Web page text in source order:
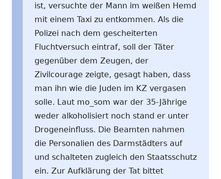
ist, versuchte der Mann im weißen Hemd
mit einem Taxi zu entkommen. Als die
Polizei nach dem gescheiterten
Fluchtversuch eintraf, soll der Täter
gegenüber dem Zeugen, der
Zivilcourage zeigte, gesagt haben, dass
man ihn wie die Juden im KZ vergasen
solle. Laut mo_som war der 35-Jährige
weder alkoholisiert noch stand er unter
Drogeneinfluss. Die Beamten nahmen
die Personalien des Darmstädters auf
und schalteten zugleich den Staatsschutz
ein. Zur Aufklärung der Tat bittet